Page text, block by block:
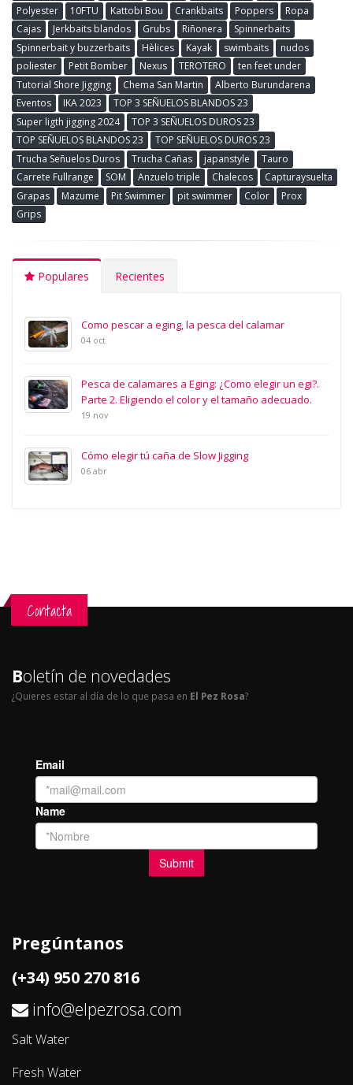
Polyester
10FTU Kattobi Bou Crankbaits Poppers
Ropa
Cajas
Jerkbaits blandos Grubs Riñonera
Spinnerbaits
Spinnerbait y buzzerbaits
Hèlices Kayak swimbaits
nudos
poliester
Petit Bomber Nexus TEROTERO
ten feet under
Tutorial Shore Jigging
Chema San Martin
Alberto Burundarena
Eventos
IKA 2023
TOP 3 SEÑUELOS BLANDOS 23
Super ligth jigging 2024
TOP 3 SEÑUELOS DUROS 23
TOP SEÑUELOS BLANDOS 23
TOP SEÑUELOS DUROS 23
Trucha Señuelos Duros
Trucha Cañas japanstyle
Tauro
Carrete Fullrange
SOM Anzuelo triple Chalecos
Capturaysuelta
Grapas
Mazume Pit Swimmer pit swimmer Color
Prox
Grips
Populares Recientes
Como pescar a eging, la pesca del calamar
04 oct
Pesca de calamares a Eging: ¿Como elegir un egi?.
Parte 2. Eligiendo el color y el tamaño adecuado.
19 nov
Cómo elegir tú caña de Slow Jigging
06 abr
Contacta
Boletín de novedades
¿Quieres estar al día de lo que pasa en El Pez Rosa?
Pregúntanos
(+34) 950 270 816
info@elpezrosa.com
Salt Water
Fresh Water